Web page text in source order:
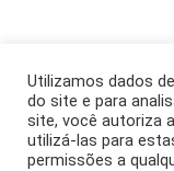
Utilizamos dados
do site e para
site, você autoriza
utilizá-las para
permissões a